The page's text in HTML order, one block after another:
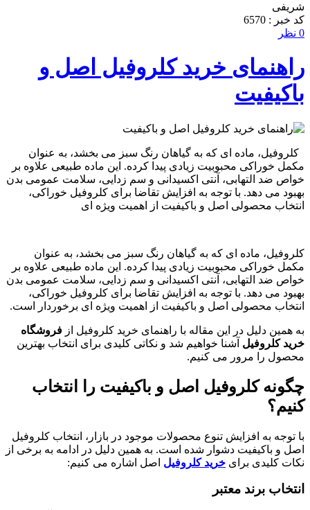
شریفی
کد خبر : 6570
0 نظر
راهنمای خرید کلروفیل اصل و
باکیفیت
کلروفیل، ماده ای که به گیاهان رنگ سبز می بخشد، به عنوان
مکمل خوراکی محبوبیت زیادی پیدا کرده. این ماده طبیعی علاوه بر
خواص ضد التهابی، آنتی اکسیدانی و سم زدایی، سلامت عمومی بدن
بهبود می دهد. با توجه به افزایش تقاضا برای کلروفیل خوراکی،
انتخاب محصولی اصل و باکیفیت از اهمیت ویژه ای
کلروفیل، ماده ای که به گیاهان رنگ سبز می بخشد، به عنوان
مکمل خوراکی محبوبیت زیادی پیدا کرده. این ماده طبیعی علاوه بر
خواص ضد التهابی، آنتی اکسیدانی و سم زدایی، سلامت عمومی بدن
بهبود می دهد. با توجه به افزایش تقاضا برای کلروفیل خوراکی،
انتخاب محصولی اصل و باکیفیت از اهمیت ویژه ای برخوردار است.
به همین دلیل در این مقاله با راهنمای خرید کلروفیل از فروشگاه
خرید کلروفیل آشنا خواهیم شد و نکاتی کلیدی برای انتخاب بهترین
محصول را مرور می کنیم.
چگونه کلروفیل اصل و باکیفیت را انتخاب
کنیم؟
با توجه به افزایش تنوع محصولات موجود در بازار، انتخاب کلروفیل
اصل و باکیفیت دشوار شده است. به همین دلیل در ادامه به برخی از
نکات کلیدی برای خرید کلروفیل اصل اشاره می کنیم:
انتخاب برند معتبر